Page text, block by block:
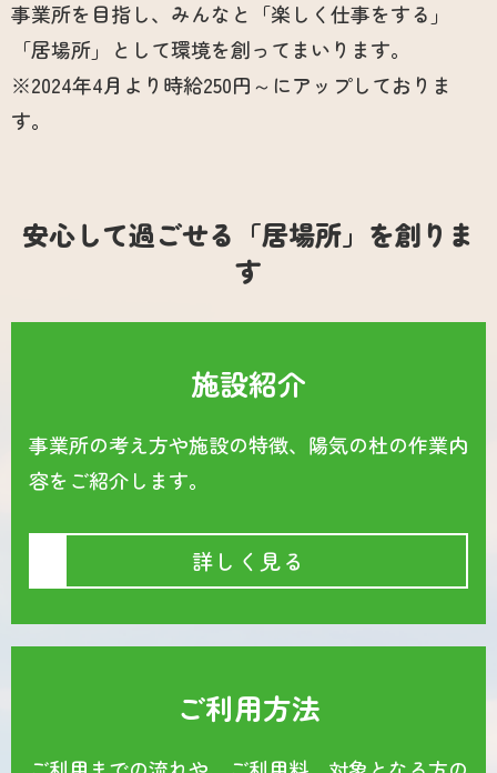
事業所を目指し、みんなと「楽しく仕事をする」
「居場所」として環境を創ってまいります。
※2024年4月より時給250円～にアップしておりま
す。
安心して過ごせる「居場所」を創りま
す
施設紹介
事業所の考え方や施設の特徴、陽気の杜の作業内
容をご紹介します。
詳しく見る
ご利用方法